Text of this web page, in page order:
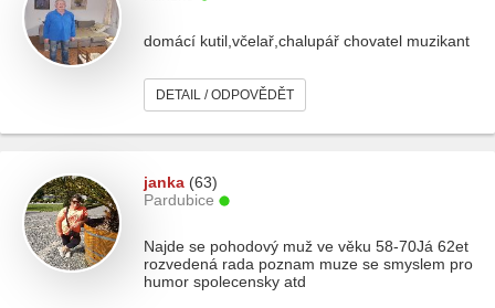
domácí kutil,včelař,chalupář chovatel muzikant
DETAIL / ODPOVĚDĚT
janka (63)
Pardubice
Najde se pohodový muž ve věku 58-70Já 62et
rozvedená rada poznam muze se smyslem pro
humor spolecensky atd